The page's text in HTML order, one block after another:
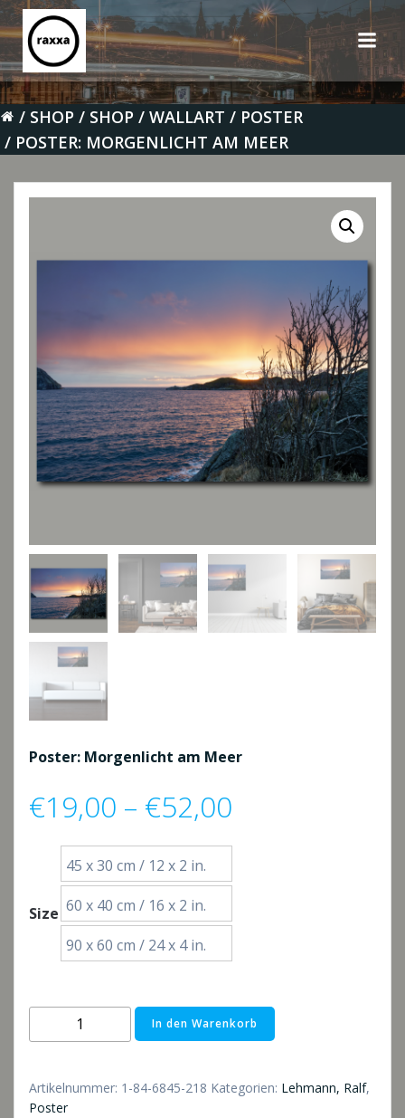
Zum
Inhalt
springen
SHOP SHOP WALLART
POSTER
POSTER: MORGENLICHT AM MEER
Poster: Morgenlicht am Meer
€19,00 – €52,00
€19,00
bis
Size
45 x 30 cm / 12 x 2 in.
60 x 40 cm / 16 x 2 in.
90 x 60 cm / 24 x 4 in.
Morgenlicht
Meer
Menge
In den Warenkorb
Artikelnummer: 1-84-6845-218 Kategorien: Lehmann, Ralf,
Poster